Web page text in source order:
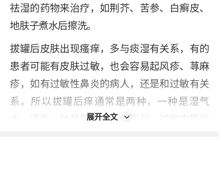
祛湿的药物来治疗，如荆芥、苦参、白癣皮、
地肤子煮水后擦洗。
拔罐后皮肤出现瘙痒，多与痰湿有关系，有的
患者可能有皮肤过敏，也会容易起风疹、荨麻
疹，如有过敏性鼻炎的病人，还是和过敏有关
系。所以拔罐后痒通常是两种，一种是湿气
大，还有一种是脾虚、阳虚引起，过敏中医叫
展开全文